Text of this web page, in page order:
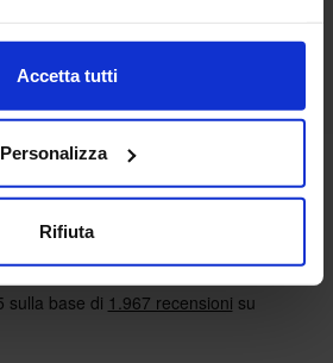
Accetta tutti
Personalizza
Rifiuta